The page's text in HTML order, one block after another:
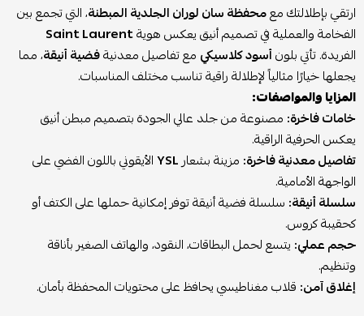
ارتقي بإطلالتك معمحفظة سان لوران الجلدية المبطنة، التي تجمع بين
الفخامة والعملية في تصميم أنيق يعكس هويةSaint Laurent
الفريدة. تأتي بلونأسود كلاسيكي مع تفاصيل معدنيةفضية أنيقة، مما
يجعلها خيارًا مثالياً لإطلالة راقية تناسب مختلف المناسبات.
المزايا والمواصفات:
خامات فاخرة: مصنوعة من جلد عالي الجودة بتصميم مبطن أنيق
يعكس الحرفية الراقية.
تفاصيل معدنية فاخرة: مزينة بشعارYSLالأيقوني باللون الفضي على
الواجهة الأمامية.
سلسلة أنيقة: سلسلة فضية أنيقة توفر إمكانية حملها على الكتف أو
كحقيبة كروس.
حجم عملي: يتسع لحمل البطاقات، النقود، والهاتف الصغير بأناقة
وتنظيم.
إغلاق آمن: قلاب مغناطيسي يحافظ على محتويات المحفظة بأمان.